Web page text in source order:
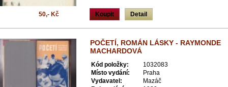
Koupit Detail
50,- Kč
POČETÍ, ROMÁN LÁSKY - RAYMONDE
MACHARDOVÁ
Kód položky:
1032083
Místo vydání:
Praha
Vydavatel:
Mazáč